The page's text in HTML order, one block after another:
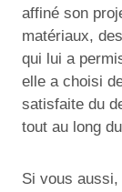
affiné son
matériaux,
qui lui a
elle a choisi
satisfaite du
tout au long
Si vous